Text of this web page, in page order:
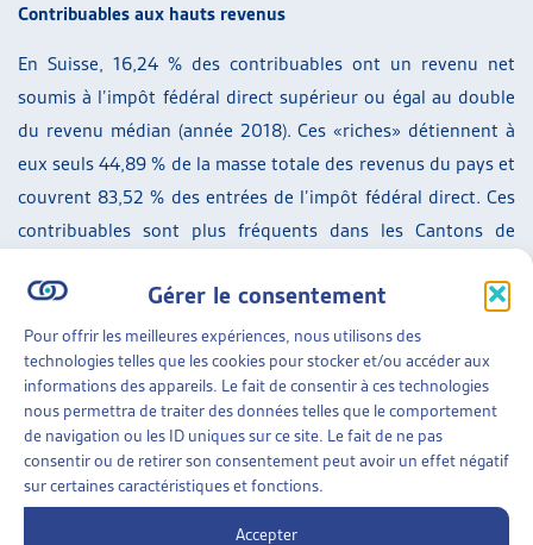
Gérer le consentement
Pour offrir les meilleures expériences, nous utilisons des
technologies telles que les cookies pour stocker et/ou accéder aux
informations des appareils. Le fait de consentir à ces technologies
nous permettra de traiter des données telles que le comportement
de navigation ou les ID uniques sur ce site. Le fait de ne pas
consentir ou de retirer son consentement peut avoir un effet négatif
sur certaines caractéristiques et fonctions.
Accepter
Contribuables aux hauts revenus
En Suisse, 16,24 % des contribuables ont un revenu net
soumis à l’impôt fédéral direct supérieur ou égal au double
du revenu médian (année 2018). Ces «riches» détiennent à
eux seuls 44,89 % de la masse totale des revenus du pays et
couvrent 83,52 % des entrées de l’impôt fédéral direct. Ces
contribuables sont plus fréquents dans les Cantons de
fréquents en Valais, au Jura, à Uri et à Glaris. La part des
ménages au revenu supérieur ou égal au double du revenu
médial a légèrement augmenté de 2010 à 2018.
Répartition de la fortune
Enfin, la fortune nette par contribuable a augmenté entre
2015 et 2018. Pendant la même période, la part de la
fortune des 1% de personne les plus riches a augmenté de